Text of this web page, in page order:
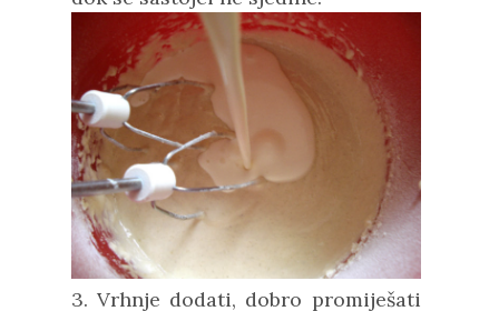
3. Vrhnje dodati, dobro promiješati